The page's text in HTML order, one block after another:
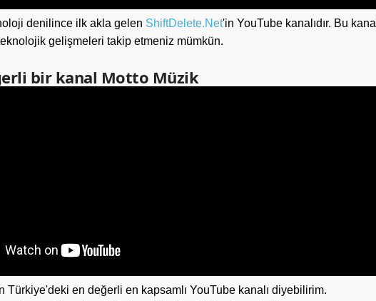
denilince ilk akla gelen ShiftDelete.Net'in YouTube kanalıdır. Bu kanal
gelişmeleri takip etmeniz mümkün.
bir kanal Motto Müzik
Türkiye'deki en değerli en kapsamlı YouTube kanalı diyebilirim.